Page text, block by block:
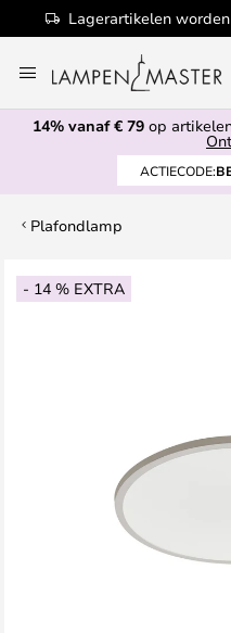
Lagerartikelen
naar
de
inhoud
14% vanaf € 79 op
ACTIECODE:
Plafondlamp
- 14 % EXTRA
Ga
naar